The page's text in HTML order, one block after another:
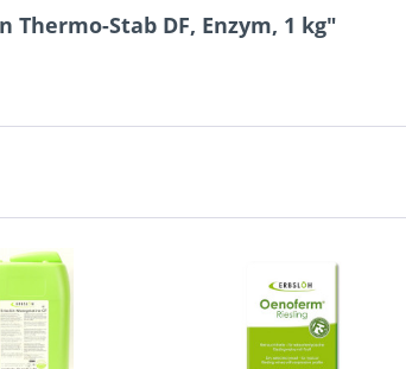
Stab DF, Enzym, 1 kg"